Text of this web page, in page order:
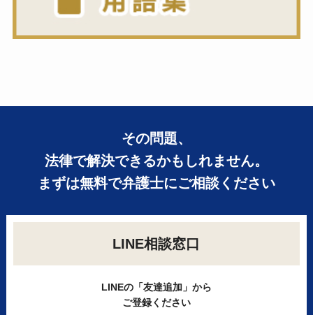
その問題、
法律で解決できるかもしれません。
まずは無料で弁護士にご相談ください
LINE相談窓口
LINEの「友達追加」から
ご登録ください